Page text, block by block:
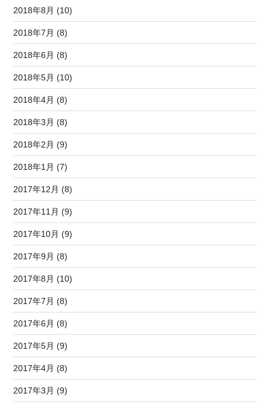
2018年8月 (10)
2018年7月 (8)
2018年6月 (8)
2018年5月 (10)
2018年4月 (8)
2018年3月 (8)
2018年2月 (9)
2018年1月 (7)
2017年12月 (8)
2017年11月 (9)
2017年10月 (9)
2017年9月 (8)
2017年8月 (10)
2017年7月 (8)
2017年6月 (8)
2017年5月 (9)
2017年4月 (8)
2017年3月 (9)